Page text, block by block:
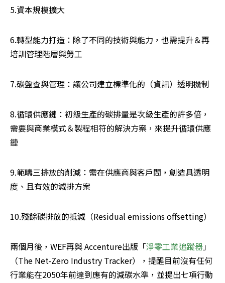
5.資本規模擴大
6.轉型能力打造：除了不同的技術與能力，也需提升＆再
培訓管理階層與勞工
7.碳盤查與管理：讓公司建立標準化的（資訊）透明機制
8.循環供應鏈：初級生產的碳排量是次級生產的許多倍，
需要與商業模式＆製程相符的解決方案，來提升循環供應
鏈
9.範疇三排放的削減：需在供應商與客戶間，創造具透明
度、且有效的減排方案
10.殘餘碳排放的抵減（Residual emissions offsetting）
兩個月後，WEF再與 Accenture出版「淨零工業追蹤器」
（The Net-Zero Industry Tracker），提醒目前沒有任何
行業能在2050年前達到應有的減碳水準，並提出七項行動